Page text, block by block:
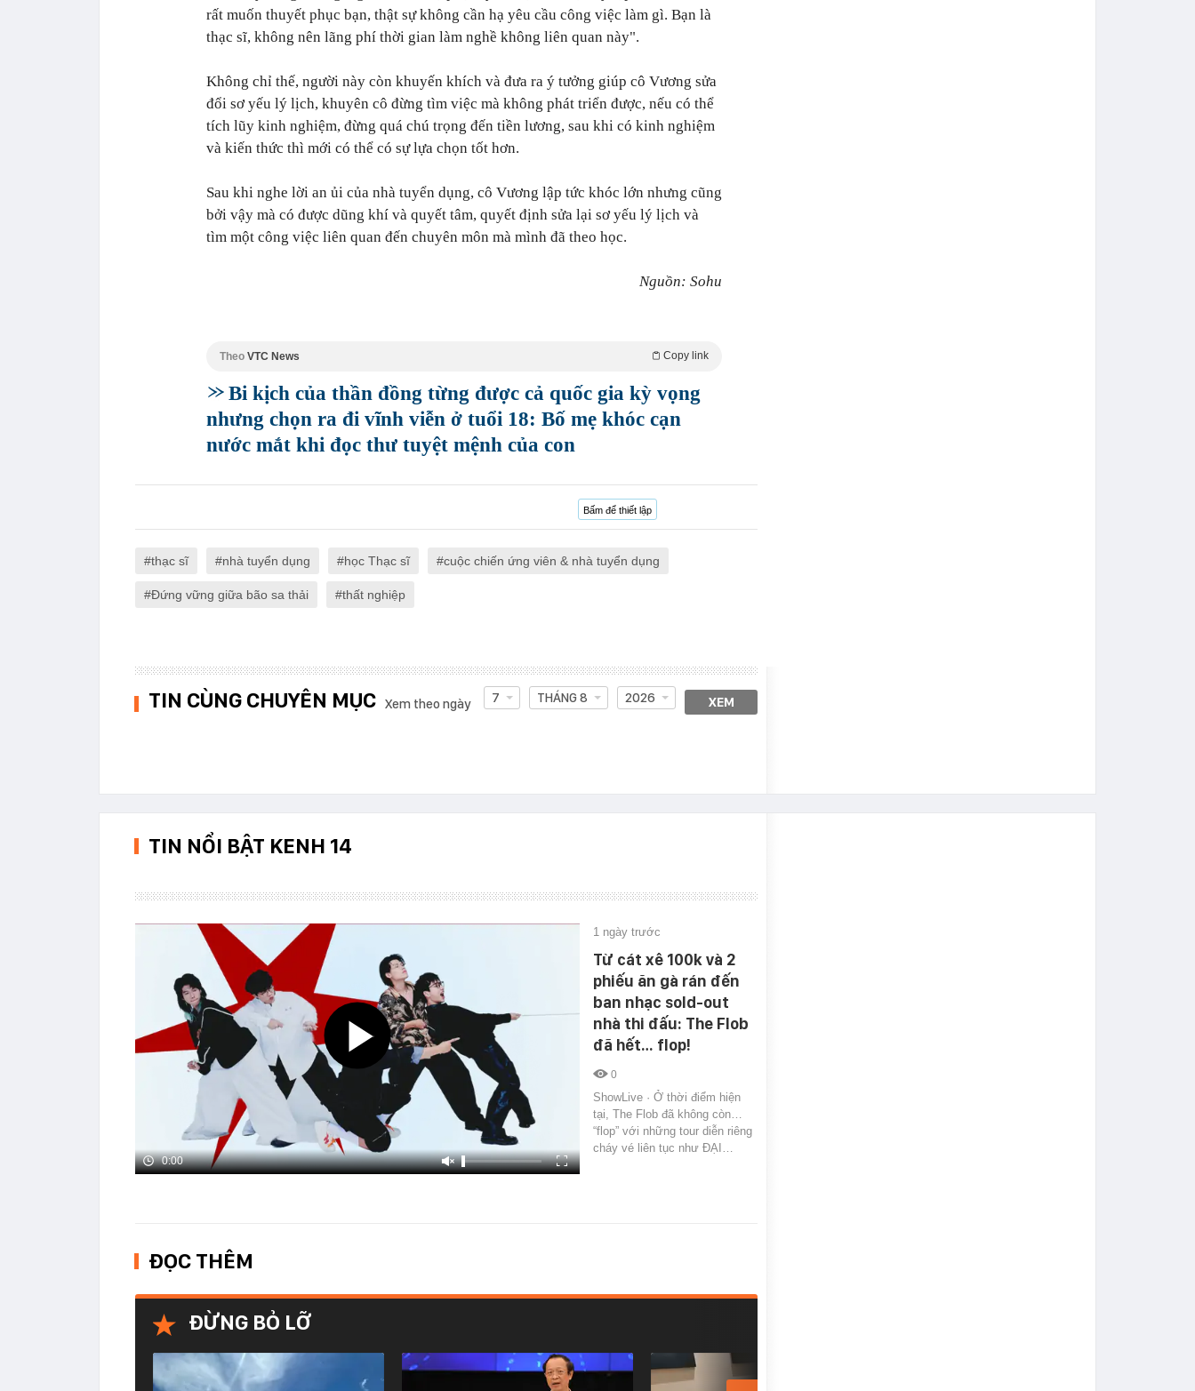
rất muốn thuyết phục bạn, thật sự không cần hạ yêu cầu công việc làm gì. Bạn là
thạc sĩ, không nên lãng phí thời gian làm nghề không liên quan này".
Không chỉ thế, người này còn khuyến khích và đưa ra ý tưởng giúp cô Vương sửa
đổi sơ yếu lý lịch, khuyên cô đừng tìm việc mà không phát triển được, nếu có thể
tích lũy kinh nghiệm, đừng quá chú trọng đến tiền lương, sau khi có kinh nghiệm
và kiến ​​thức thì mới có thể có sự lựa chọn tốt hơn.
Sau khi nghe lời an ủi của nhà tuyển dụng, cô Vương lập tức khóc lớn nhưng cũng
bởi vậy mà có được dũng khí và quyết tâm, quyết định sửa lại sơ yếu lý lịch và
tìm một công việc liên quan đến chuyên môn mà mình đã theo học.
Nguồn: Sohu
Theo VTC News Copy link
Bi kịch của thần đồng từng được cả quốc gia kỳ vọng
nhưng chọn ra đi vĩnh viễn ở tuổi 18: Bố mẹ khóc cạn
nước mắt khi đọc thư tuyệt mệnh của con
Bấm để thiết lập
thạc sĩ nhà tuyển dụng học Thạc sĩ cuộc chiến ứng viên & nhà tuyển dụng
Đứng vững giữa bão sa thải thất nghiệp
TIN CÙNG CHUYÊN MỤC Xem theo ngày 7 THÁNG 8 2026 XEM
TIN NỔI BẬT KENH 14
0:00
1 ngày trước
Từ cát xê 100k và 2
phiếu ăn gà rán đến
ban nhạc sold-out
nhà thi đấu: The Flob
đã hết… flop!
0
ShowLive · Ở thời điểm hiện
tại, The Flob đã không còn…
“flop” với những tour diễn riêng
cháy vé liên tục như ĐẠI…
ĐỌC THÊM
ĐỪNG BỎ LỠ